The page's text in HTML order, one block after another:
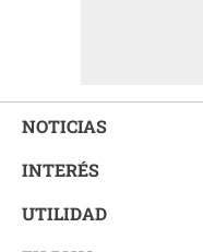
NOTICIAS
INTERÉS
UTILIDAD